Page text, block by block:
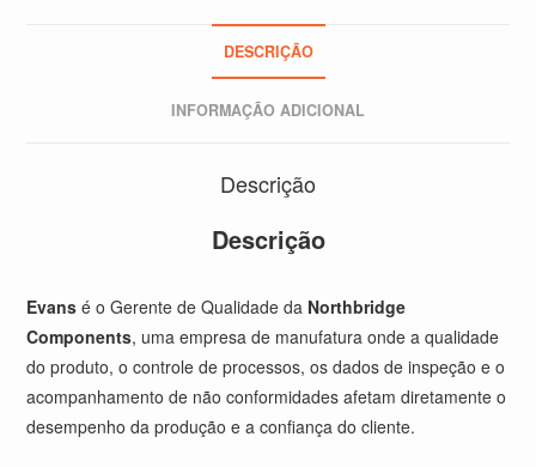
DESCRIÇÃO
INFORMAÇÃO ADICIONAL
Descrição
Descrição
Evans é o Gerente de Qualidade da Northbridge
Components, uma empresa de manufatura onde a qualidade
do produto, o controle de processos, os dados de inspeção e o
acompanhamento de não conformidades afetam diretamente o
desempenho da produção e a confiança do cliente.